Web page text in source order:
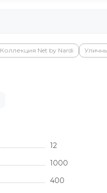
Коллекция Net by Nardi
12
1000
400